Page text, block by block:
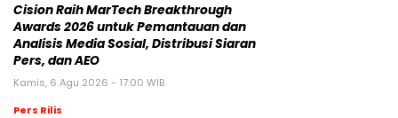
Cision Raih MarTech Breakthrough
Awards 2026 untuk Pemantauan dan
Analisis Media Sosial, Distribusi Siaran
Pers, dan AEO
Kamis, 6 Agu 2026 - 17:00 WIB
Pers Rilis